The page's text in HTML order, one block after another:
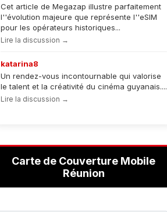
Cet article de Megazap illustre parfaitement
l''évolution majeure que représente l''eSIM
pour les opérateurs historiques...
Lire la discussion →
katarina8
Un rendez-vous incontournable qui valorise
le talent et la créativité du cinéma guyanais....
Lire la discussion →
Carte de Couverture Mobile
Réunion